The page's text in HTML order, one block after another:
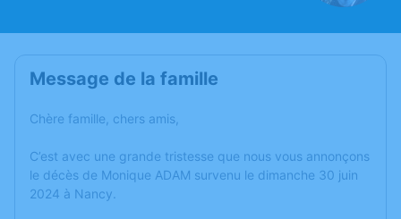
Message de la famille
Chère famille, chers amis,
C’est avec une grande tristesse que nous vous annonçons
le décès de Monique ADAM survenu le dimanche 30 juin
2024 à Nancy.